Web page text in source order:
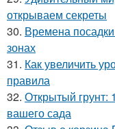
открываем секреты
30. Времена
зонах
31. Как увеличить
правила
32. Открытый грунт:
вашего сада